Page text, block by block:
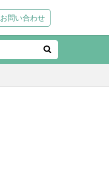
お問い合わせ